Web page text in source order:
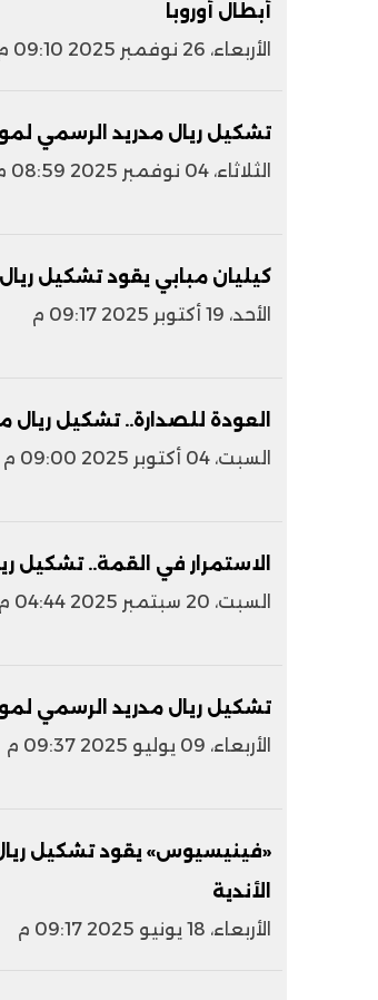
أبطال أوروبا
الأربعاء، 26 نوفمبر 2025 09:10 م
تشكيل ريال مدريد الرسمي
الثلاثاء، 04 نوفمبر 2025 08:59 م
كيليان مبابي يقود تشكيل
الأحد، 19 أكتوبر 2025 09:17 م
العودة للصدارة.. تشكيل ريال
السبت، 04 أكتوبر 2025 09:00 م
الاستمرار في القمة.. تشكيل
السبت، 20 سبتمبر 2025 04:44 م
تشكيل ريال مدريد الرسمي
الأربعاء، 09 يوليو 2025 09:37 م
«فينيسيوس» يقود تشكيل
الأندية
الأربعاء، 18 يونيو 2025 09:17 م